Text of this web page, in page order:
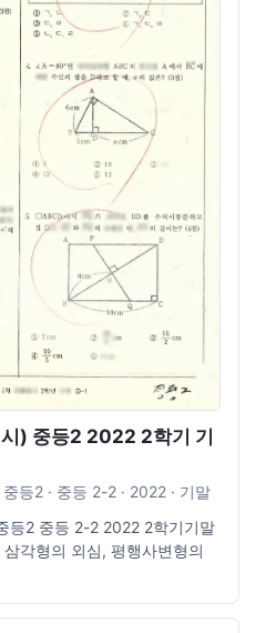
) 중등2 2022 2학기 기
등2 · 중등 2-2 · 2022 · 기말
등2 중등 2-2 2022 2학기기말
각형의 외심, 평행사변형의